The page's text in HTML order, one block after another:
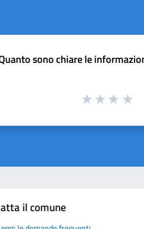
sono chiare le
il comune